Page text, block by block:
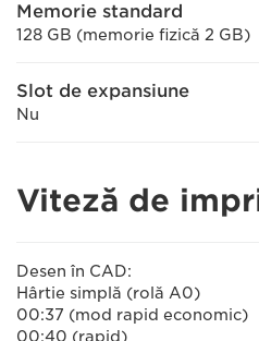
Memorie standard
128 GB (memorie fizică 2 GB)
Slot de expansiune
Nu
Viteză de
Desen în CAD:
Hârtie simplă (rolă A0)
00:37 (mod rapid economic)
00:40 (rapid)